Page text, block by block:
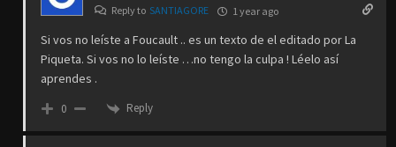
Reply to SANTIAGORE 1 year ago
Si vos no leíste a Foucault .. es un texto de el editado por La
Piqueta. Si vos no lo leíste …no tengo la culpa ! Léelo así
aprendes .
0 Reply